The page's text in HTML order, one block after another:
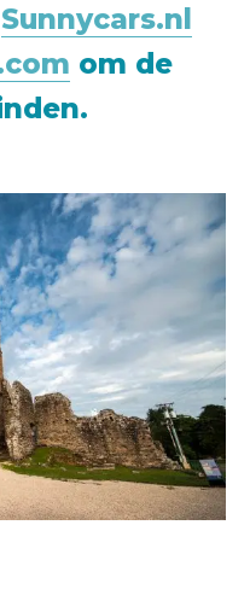
Sunnycars.nl
om de